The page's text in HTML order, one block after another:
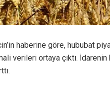
haberine göre, hububat
verileri ortaya çıktı. İdarenin